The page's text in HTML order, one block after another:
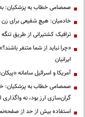
صمصامی خطاب به پزشکیان: به
خادمیان: هیچ شفیعی برای زن
ترافیک کشتیرانی از طریق تنگه هرمز در
«چرا نباید از شما متنفر
ایرانیان
آمریکا و اسرائیل سامانه
صمصامی خطاب به پزشکیان:
گران‌سازی ارز بود، نه واگذاری
استفاده بیش از حد از